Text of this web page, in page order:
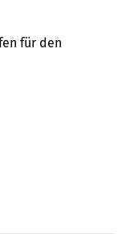
für den